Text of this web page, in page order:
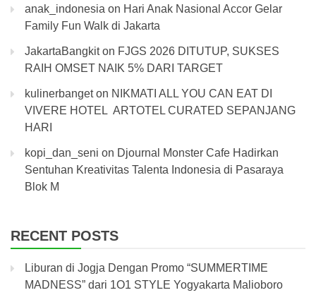
anak_indonesia on Hari Anak Nasional Accor Gelar
Family Fun Walk di Jakarta
JakartaBangkiton FJGS 2026 DITUTUP, SUKSES
RAIH OMSET NAIK 5% DARI TARGET
kulinerbangeton NIKMATI ALL YOU CAN EAT DI
VIVERE HOTEL ARTOTEL CURATED SEPANJANG
HARI
kopi_dan_seni on Djournal Monster Cafe Hadirkan
Sentuhan Kreativitas Talenta Indonesia di Pasaraya
Blok M
RECENT POSTS
Liburan di Jogja Dengan Promo “SUMMERTIME
MADNESS” dari 1O1 STYLE Yogyakarta Malioboro